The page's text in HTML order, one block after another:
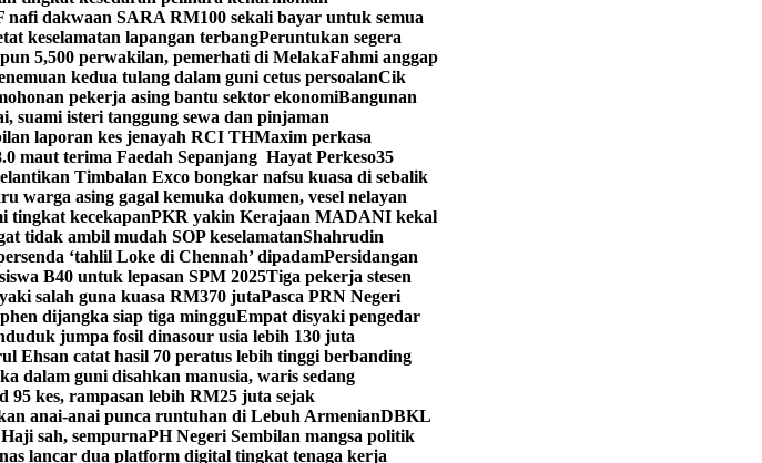
nafi dakwaan SARA RM100 sekali bayar untuk semua
keselamatan lapangan terbangPeruntukan segera
5,500 perwakilan, pemerhati di MelakaFahmi anggap
kedua tulang dalam guni cetus persoalanCik
pekerja asing bantu sektor ekonomiBangunan
suami isteri tanggung sewa dan pinjaman
laporan kes jenayah RCI THMaxim perkasa
maut terima Faedah Sepanjang Hayat Perkeso35
Timbalan Exco bongkar nafsu kuasa di sebalik
warga asing gagal kemuka dokumen, vesel nelayan
tingkat kecekapanPKR yakin Kerajaan MADANI kekal
tidak ambil mudah SOP keselamatanShahrudin
‘tahlil Loke di Chennah’ dipadamPersidangan
B40 untuk lepasan SPM 2025Tiga pekerja stesen
salah guna kuasa RM370 jutaPasca PRN Negeri
dijangka siap tiga mingguEmpat disyaki pengedar
jumpa fosil dinasour usia lebih 130 juta
Ehsan catat hasil 70 peratus lebih tinggi berbanding
dalam guni disahkan manusia, waris sedang
95 kes, rampasan lebih RM25 juta sejak
anai-anai punca runtuhan di Lebuh ArmenianDBKL
sah, sempurnaPH Negeri Sembilan mangsa politik
lancar dua platform digital tingkat tenaga kerja